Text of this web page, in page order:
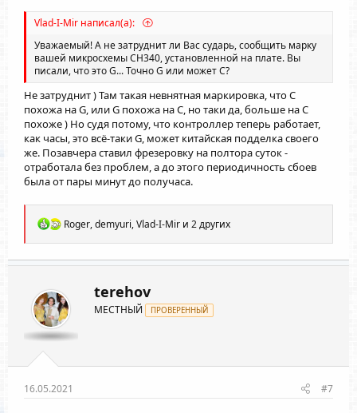
для дятловладельцев.
Vlad-I-Mir написал(а):
Уважаемый! А не затруднит ли Вас сударь, сообщить марку
вашей микросхемы СН340, установленной на плате. Вы
писали, что это G... Точно G или может С?
Не затруднит ) Там такая невнятная маркировка, что C
похожа на G, или G похожа на C, но таки да, больше на С
похоже ) Но судя потому, что контроллер теперь работает,
как часы, это всё-таки G, может китайская подделка своего
же. Позавчера ставил фрезеровку на полтора суток -
отработала без проблем, а до этого периодичность сбоев
была от пары минут до получаса.
Р
а
к
и
:
Roger,demyuri,Vlad-I-Mir и 2 других
terehov
МЕСТНЫЙ ПРОВЕРЕННЫЙ
16.05.2021 #7